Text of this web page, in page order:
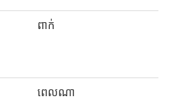
ពាក់
ពេលណា​